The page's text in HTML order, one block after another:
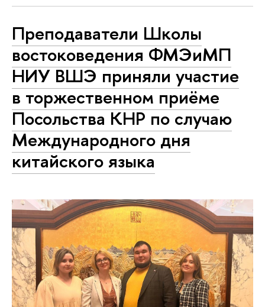
Преподаватели Школы
востоковедения ФМЭиМП
НИУ ВШЭ приняли участие
в торжественном приёме
Посольства КНР по случаю
Международного дня
китайского языка